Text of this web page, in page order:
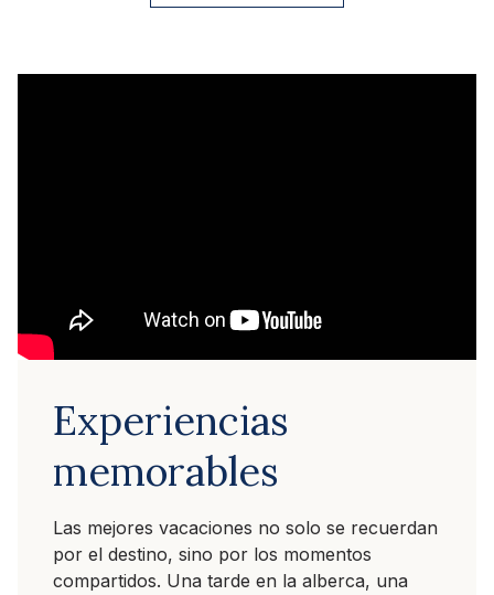
Experiencias
memorables
Las mejores vacaciones no solo se recuerdan
por el destino, sino por los momentos
compartidos. Una tarde en la alberca, una